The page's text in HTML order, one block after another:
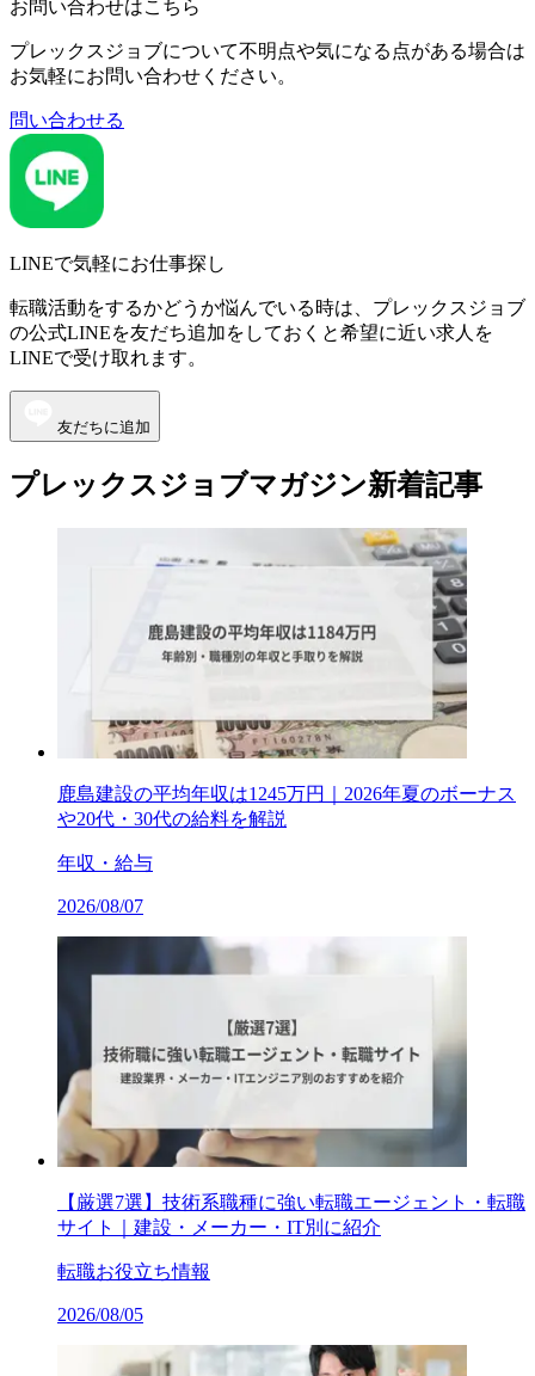
お問い合わせはこちら
プレックスジョブについて不明点や気になる点がある場合は
お気軽にお問い合わせください。
問い合わせる
LINEで気軽にお仕事探し
転職活動をするかどうか悩んでいる時は、プレックスジョブ
の公式LINEを友だち追加をしておくと希望に近い求人を
LINEで受け取れます。
友だちに追加
プレックスジョブマガジン新着記事
鹿島建設の平均年収は1245万円｜2026年夏のボーナス
や20代・30代の給料を解説
年収・給与
2026/08/07
【厳選7選】技術系職種に強い転職エージェント・転職
サイト｜建設・メーカー・IT別に紹介
転職お役立ち情報
2026/08/05